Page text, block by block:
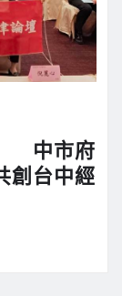
中市府
創台中經